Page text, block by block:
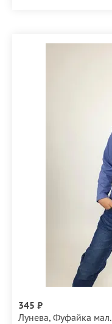
345 ₽
Лунева, Фуфайка мал.